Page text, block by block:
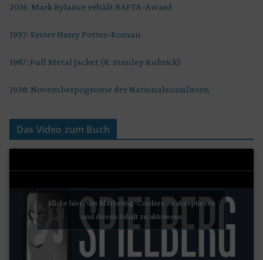
2016: Mark Rylance erhält BAFTA-Award
1997: Erster Harry Potter-Roman
1987: Full Metal Jacket (R: Stanley Kubrick)
1938: Novemberpogrome der Nationalsozialisten
Das Video zum Buch
Klicke hier, um Marketing-Cookies zu akzeptieren
und diesen Inhalt zu aktivieren